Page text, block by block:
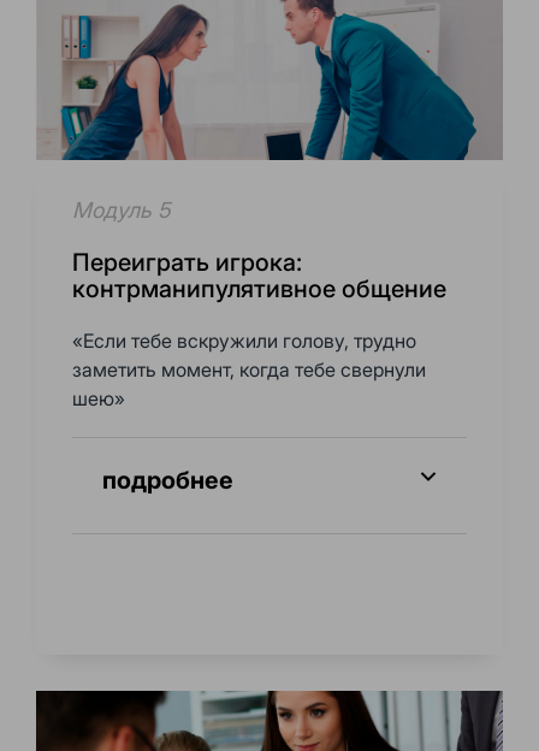
Модуль 5
Переиграть игрока:
контрманипулятивное общение
«Если тебе вскружили голову, трудно
заметить момент, когда тебе свернули
шею»
подробнее